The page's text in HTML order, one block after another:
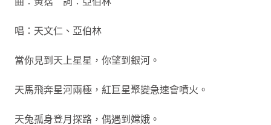
唱：天文仁、亞伯林
當你見到天上星星，你望到銀河。
天馬飛奔星河兩極，紅巨星聚變急速會噴火。
天兔孤身登月探路，偶遇到嫦娥。